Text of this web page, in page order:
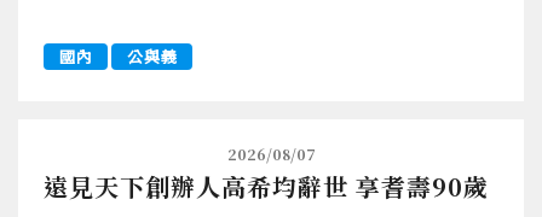
國內 公與義
2026/08/07
遠見天下創辦人高希均辭世 享耆壽90歲